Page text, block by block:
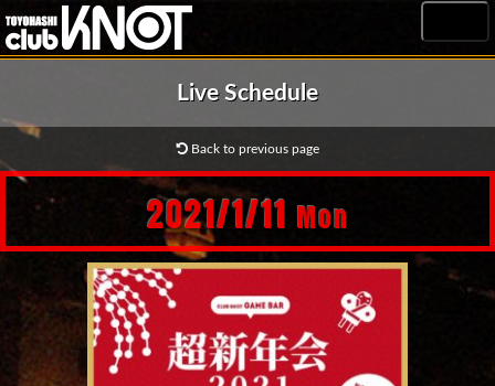
Live Schedule
Back to previous page
2021/1/11 Mon